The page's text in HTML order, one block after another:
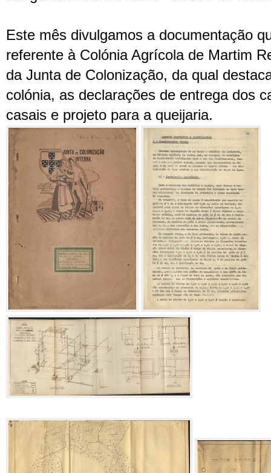
Este mês divulgamos a documentação
referente à Colónia Agrícola de Martim
da Junta de Colonização, da qual
colónia, as declarações de entrega dos
casais e projeto para a queijaria.